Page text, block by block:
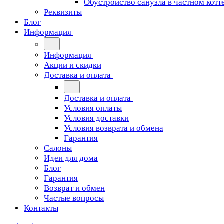
Обустройство санузла в частном
Реквизиты
Блог
Информация
Информация
Акции и скидки
Доставка и оплата
Доставка и оплата
Условия оплаты
Условия доставки
Условия возврата и обмена
Гарантия
Салоны
Идеи для дома
Блог
Гарантия
Возврат и обмен
Частые вопросы
Контакты